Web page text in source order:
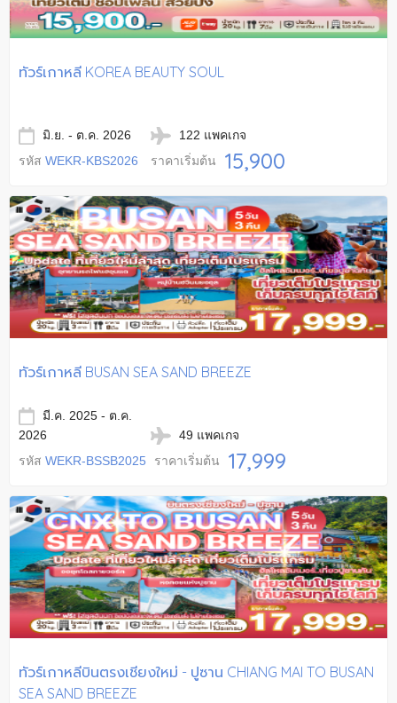
ทัวร์เกาหลี KOREA BEAUTY SOUL
มิ.ย. - ต.ค. 2026
122 แพคเกจ
รหัส WEKR-KBS2026 ราคาเริ่มต้น 15,900
ทัวร์เกาหลี BUSAN SEA SAND BREEZE
มี.ค. 2025 - ต.ค.
2026
49 แพคเกจ
รหัส WEKR-BSSB2025 ราคาเริ่มต้น 17,999
ทัวร์เกาหลีบินตรงเชียงใหม่ - ปูซาน CHIANG MAI TO BUSAN
SEA SAND BREEZE